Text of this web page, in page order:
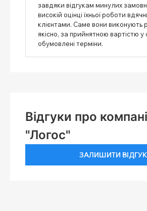
завдяки відгукам минулих
високій оцінці їхньої роботи
клієнтами. Саме вони виконують
якісно, ​​за прийнятною вартістю у
обумовлені терміни.
Відгуки про
"Логос"
ЗАЛИШИТИ ВІДГУК